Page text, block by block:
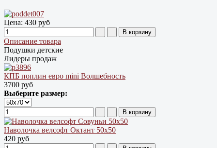
Цена: 430 руб
Описание товара
Подушки детские
Лидеры продаж
КПБ поплин евро mini Волшебность
3700 руб
Выберите размер:
Наволочка велсофт Октант 50х50
420 руб